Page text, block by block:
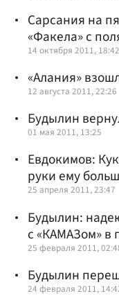
Сарсания на
«Факела» с
14 октября 2011, 18:42
«Алания»
12 августа 2011, 22:26
Будылин
01 мая 2011, 13:25
Евдокимов:
руки ему
25 апреля 2011, 23:47
Будылин:
с «КАМАЗом» в
25 февраля 2011,
Будылин
24 февраля 2011,